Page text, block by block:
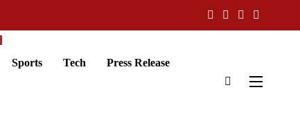
Sports Tech Press Release